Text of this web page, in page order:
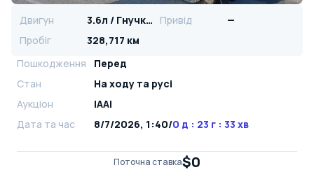
Двигун 3.6л / Гнучке паливо Привід
—
Пробіг
328,717 км
Пошкодження
Перед
Стан
На ​​ходу та русі
Аукціон
IAAI
Дата та час
8/7/2026, 1:40/0 д : 23 г : 33 хв
Поточна ставка$0